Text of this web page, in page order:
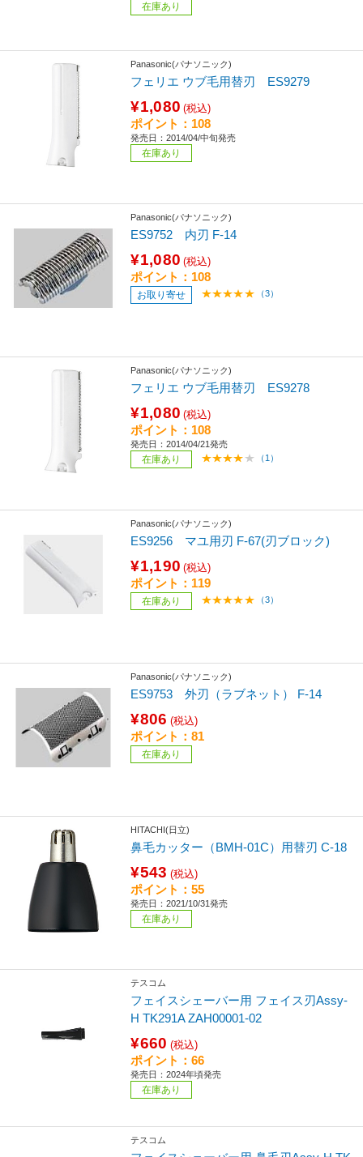
在庫あり
Panasonic(パナソニック)
フェリエ ウブ毛用替刃 ES9279
¥1,080 (税込)
ポイント：108
発売日：2014/04/中旬発売
在庫あり
Panasonic(パナソニック)
ES9752 内刃 F-14
¥1,080 (税込)
ポイント：108
お取り寄せ （3）
Panasonic(パナソニック)
フェリエ ウブ毛用替刃 ES9278
¥1,080 (税込)
ポイント：108
発売日：2014/04/21発売
在庫あり （1）
Panasonic(パナソニック)
ES9256 マユ用刃 F-67(刃ブロック)
¥1,190 (税込)
ポイント：119
在庫あり （3）
Panasonic(パナソニック)
ES9753 外刃（ラブネット） F-14
¥806 (税込)
ポイント：81
在庫あり
HITACHI(日立)
鼻毛カッター（BMH-01C）用替刃 C-18
¥543 (税込)
ポイント：55
発売日：2021/10/31発売
在庫あり
テスコム
フェイスシェーバー用 フェイス刃Assy-
H TK291A ZAH00001-02
¥660 (税込)
ポイント：66
発売日：2024年頃発売
在庫あり
テスコム